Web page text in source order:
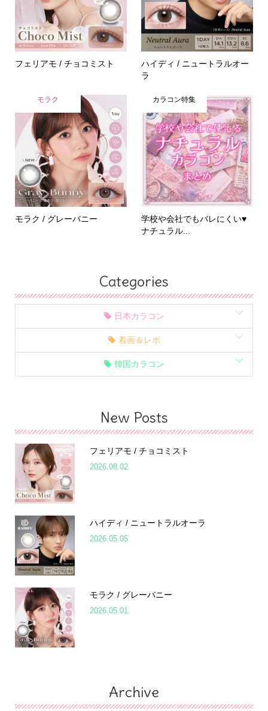
フェリアモ / チョコミスト
ハイディ / ニュートラルオー
ラ
モラク
モラク / グレーバニー
カラコン特集
学校や会社でもバレにくい♥
ナチュラル...
Categories
日本カラコン
着画＆レポ
韓国カラコン
New Posts
フェリアモ / チョコミスト
2026.08.02
ハイディ / ニュートラルオーラ
2026.05.05
モラク / グレーバニー
2026.05.01
Archive